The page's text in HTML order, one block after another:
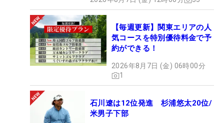
【毎週更新】関東エリアの人
気コースを特別優待料金で予
約ができる！
2026年8月7日 (金) 06時00分
1
石川遼は12位発進 杉浦悠太20位/
米男子下部